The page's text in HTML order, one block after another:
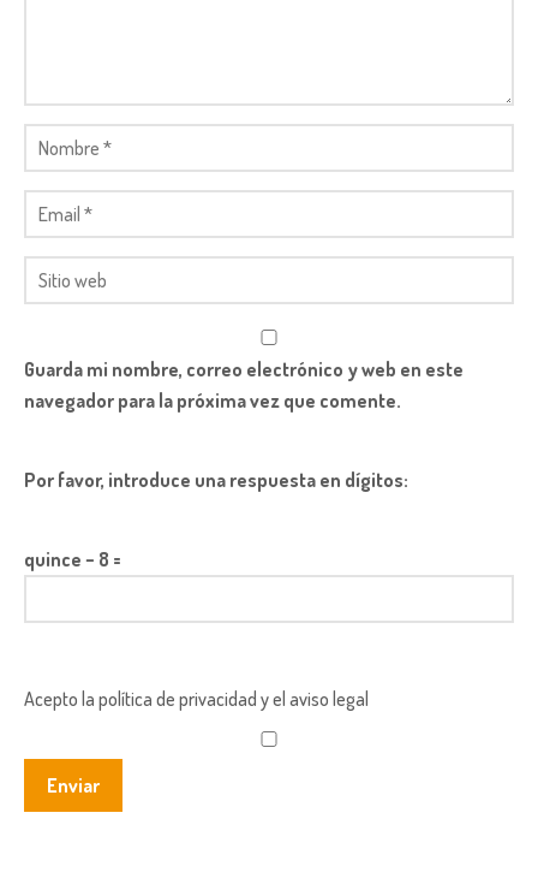
Guarda mi nombre, correo electrónico y web en este
navegador para la próxima vez que comente.
Por favor, introduce una respuesta en dígitos:
quince − 8 =
Acepto la política de privacidad y el aviso legal